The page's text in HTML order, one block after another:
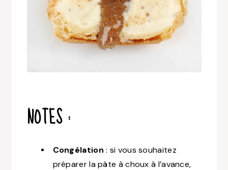
NOTES :
Congélation : si vous souhaitez
préparer la pâte à choux à l’avance,